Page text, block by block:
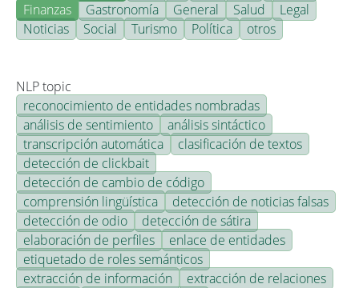
Finanzas
Gastronomía General Salud
Legal
Noticias
Social Turismo Política otros
NLP topic
reconocimiento de entidades nombradas
análisis de sentimiento
análisis sintáctico
transcripción automática
clasificación de textos
detección de clickbait
detección de cambio de código
comprensión lingüística
detección de noticias falsas
detección de odio
detección de sátira
elaboración de perfiles
enlace de entidades
etiquetado de roles semánticos
extracción de información
extracción de relaciones